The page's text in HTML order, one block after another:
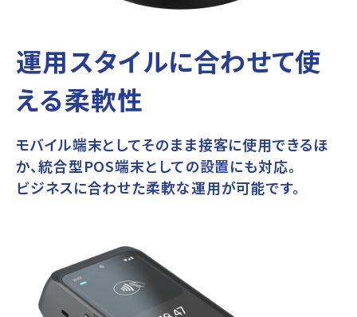
運用スタイルに合わせて使
える柔軟性
モバイル端末としてそのまま接客に使用できるほ
か、統合型POS端末としての設置にも対応。
ビジネスに合わせた柔軟な運用が可能です。